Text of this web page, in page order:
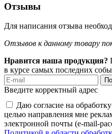
Отзывы
Для написания отзыва
Отзывов к данному товару
Нравится наша продукция?
в курсе самых последних
Введите корректный адрес
Даю согласие на
целью направления мне
электронной почты (e-mail-